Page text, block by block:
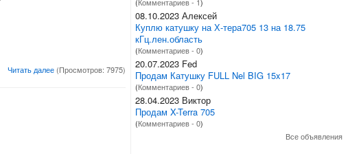
Читать далее (Просмотров: 7975)
08.10.2023 Алексей
Куплю катушку на Х-тера705 13 на 18.75
кГц.лен.область
(Комментариев - 0)
20.07.2023 Fed
Продам Катушку FULL Nel BIG 15x17
(Комментариев - 0)
28.04.2023 Виктор
Продам X-Terra 705
(Комментариев - 0)
Все объявления